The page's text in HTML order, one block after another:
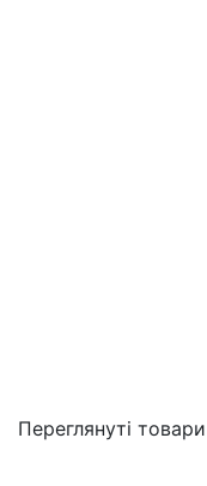
Переглянуті товари